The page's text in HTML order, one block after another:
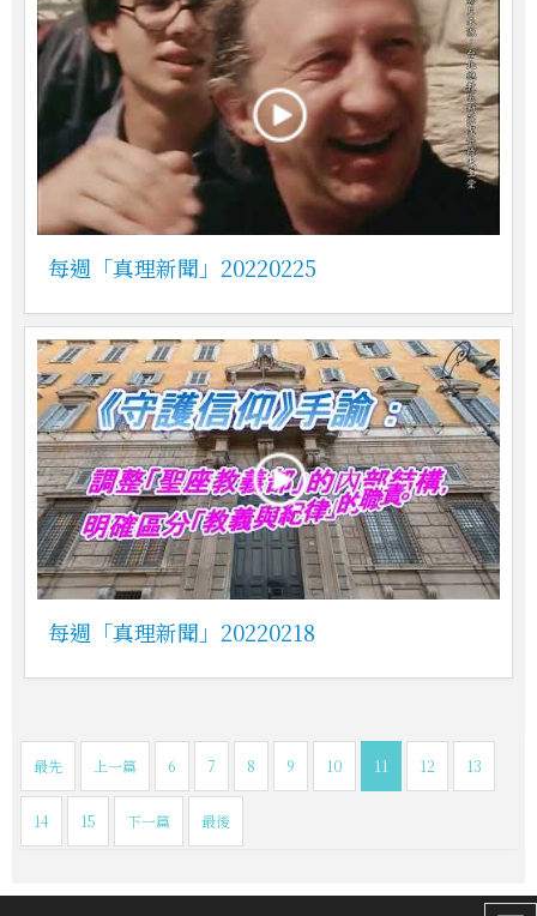
每週「真理新聞」20220225
每週「真理新聞」20220218
最先 上一篇 6 7 8 9 10 11 12 13
14 15 下一篇 最後